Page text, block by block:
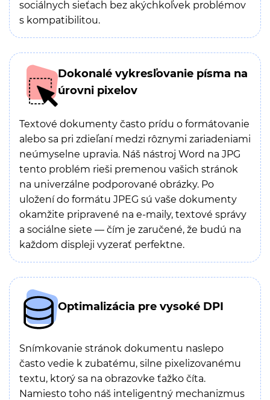
sociálnych sieťach bez akýchkoľvek problémov
s kompatibilitou.
Dokonalé vykresľovanie písma na
úrovni pixelov
Textové dokumenty často prídu o formátovanie
alebo sa pri zdieľaní medzi rôznymi zariadeniami
neúmyselne upravia. Náš nástroj Word na JPG
tento problém rieši premenou vašich stránok
na univerzálne podporované obrázky. Po
uložení do formátu JPEG sú vaše dokumenty
okamžite pripravené na e-maily, textové správy
a sociálne siete — čím je zaručené, že budú na
každom displeji vyzerať perfektne.
Optimalizácia pre vysoké DPI
Snímkovanie stránok dokumentu naslepo
často vedie k zubatému, silne pixelizovanému
textu, ktorý sa na obrazovke ťažko číta.
Namiesto toho náš inteligentný mechanizmus